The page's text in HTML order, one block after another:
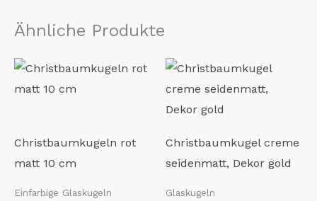
Ähnliche Produkte
Christbaumkugeln rot
matt 10 cm
Einfarbige Glaskugeln
Christbaumkugel creme
seidenmatt, Dekor gold
Glaskugeln